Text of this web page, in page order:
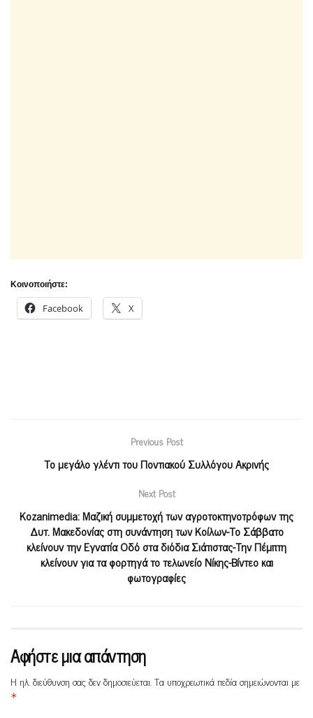
Κοινοποιήστε:
Facebook X
Previous Post
Το μεγάλο γλέντι του Ποντιακού Συλλόγου Ακρινής
Next Post
Kozanimedia: Mαζική συμμετοχή των αγροτοκτηνοτρόφων της
Δυτ. Μακεδονίας στη συνάντηση των Κοίλων-Το Σάββατο
κλείνουν την Εγνατία Οδό στα διόδια Σιάτιστας-Την Πέμπτη
κλείνουν για τα φορτηγά το τελωνείο Νίκης-Βίντεο και
φωτογραφίες
Αφήστε μια απάντηση
Η ηλ. διεύθυνση σας δεν δημοσιεύεται.Τα υποχρεωτικά πεδία σημειώνονται με
*